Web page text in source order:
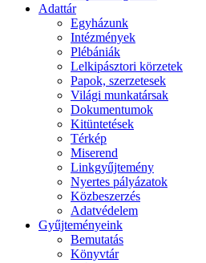
Adattár
Egyházunk
Intézmények
Plébániák
Lelkipásztori körzetek
Papok, szerzetesek
Világi munkatársak
Dokumentumok
Kitüntetések
Térkép
Miserend
Linkgyűjtemény
Nyertes pályázatok
Közbeszerzés
Adatvédelem
Gyűjteményeink
Bemutatás
Könyvtár